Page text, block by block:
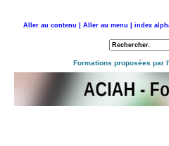
Aller au contenu | Aller au menu | index
Formations proposées par